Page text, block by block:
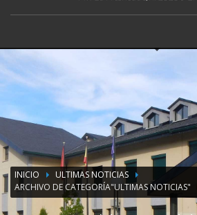
INICIO
ULTIMAS NOTICIAS
ARCHIVO DE CATEGORÍA"ULTIMAS NOTICIAS"